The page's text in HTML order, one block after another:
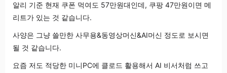
알리 기준 현재 쿠폰 먹여도 57만원대인데, 쿠팡 47만원이면 메
리트가 있는 것 같습니다.
사양은 그냥 쓸만한 사무용&동영상머신&AI머신 정도로 보시면
될 것 같습니다.
요즘 저도 적당한 미니PC에 클로드 활용해서 AI 비서처럼 쓰고